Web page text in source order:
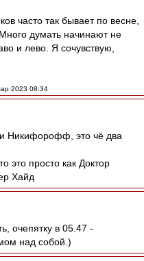
часто так бывает по весне,
думать начинают не
и лево. Я сочувствую,
2023 08:34
Никифорофф, это чё два
это просто как Доктор
Хайд
очепятку в 05.47 -
над собой.)